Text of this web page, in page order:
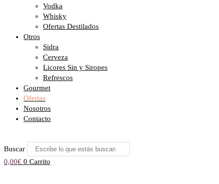
Vodka
Whisky
Ofertas Destilados
Otros
Sidra
Cerveza
Licores Sin y Siropes
Refrescos
Gourmet
Ofertas
Nosotros
Contacto
Buscar
0,00€ 0 Carrito